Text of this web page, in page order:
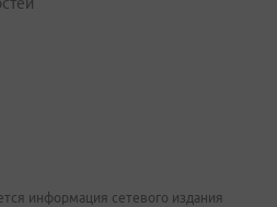
информация сетевого издания